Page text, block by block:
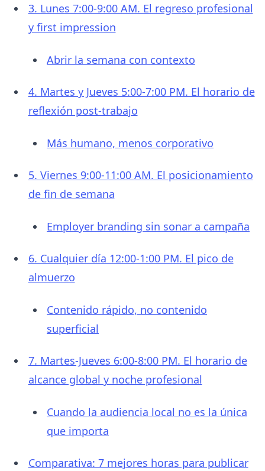
3. Lunes 7:00-9:00 AM. El regreso profesional
y first impression
Abrir la semana con contexto
4. Martes y Jueves 5:00-7:00 PM. El horario de
reflexión post-trabajo
Más humano, menos corporativo
5. Viernes 9:00-11:00 AM. El posicionamiento
de fin de semana
Employer branding sin sonar a campaña
6. Cualquier día 12:00-1:00 PM. El pico de
almuerzo
Contenido rápido, no contenido
superficial
7. Martes-Jueves 6:00-8:00 PM. El horario de
alcance global y noche profesional
Cuando la audiencia local no es la única
que importa
Comparativa: 7 mejores horas para publicar